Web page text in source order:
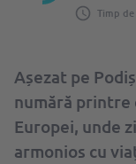
Timp
Așezat pe
numără printre
Europei, unde
armonios cu